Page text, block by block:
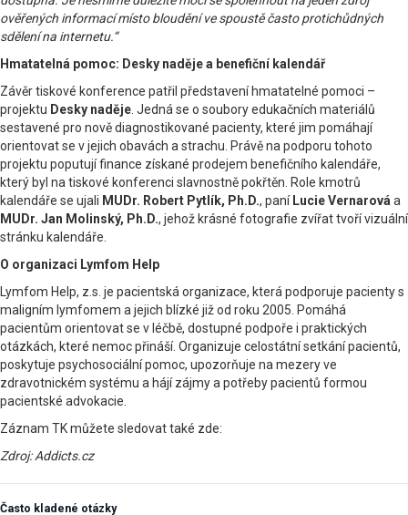
ověřených informací místo bloudění ve spoustě často protichůdných
sdělení na internetu.“
Hmatatelná pomoc: Desky naděje a benefiční kalendář
Závěr tiskové konference patřil představení hmatatelné pomoci –
projektu Desky naděje . Jedná se o soubory edukačních materiálů
sestavené pro nově diagnostikované pacienty, které jim pomáhají
orientovat se v jejich obavách a strachu. Právě na podporu tohoto
projektu poputují finance získané prodejem benefičního kalendáře,
který byl na tiskové konferenci slavnostně pokřtěn. Role kmotrů
kalendáře se ujali MUDr. Robert Pytlík, Ph.D., paníLucie Vernarová a
MUDr. Jan Molinský, Ph.D., jehož krásné fotografie zvířat tvoří vizuální
stránku kalendáře.
O organizaci Lymfom Help
Lymfom Help, z.s. je pacientská organizace, která podporuje pacienty s
maligním lymfomem a jejich blízké již od roku 2005. Pomáhá
pacientům orientovat se v léčbě, dostupné podpoře i praktických
otázkách, které nemoc přináší. Organizuje celostátní setkání pacientů,
poskytuje psychosociální pomoc, upozorňuje na mezery ve
zdravotnickém systému a hájí zájmy a potřeby pacientů formou
pacientské advokacie.
Záznam TK můžete sledovat také zde:
Zdroj: Addicts.cz
Často kladené otázky